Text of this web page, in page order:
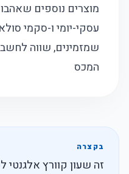
מוצרים נוספים
עסקי-יומיו-סקמי
שמזמינים, שווה
המכס
בקצרה
זה שעון קוורץ אלגנטי